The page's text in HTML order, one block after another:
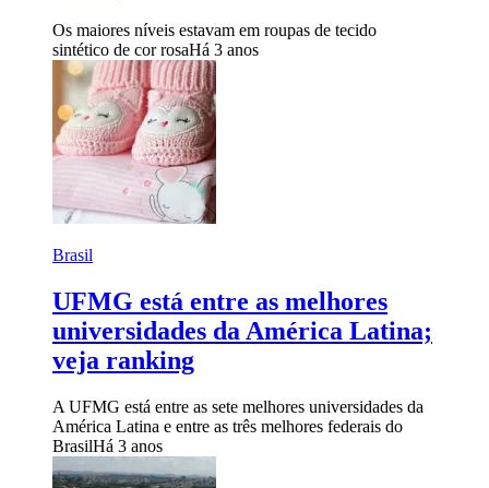
Os maiores níveis estavam em roupas de tecido
sintético de cor rosaHá 3 anos
Brasil
UFMG está entre as melhores
universidades da América Latina;
veja ranking
A UFMG está entre as sete melhores universidades da
América Latina e entre as três melhores federais do
BrasilHá 3 anos